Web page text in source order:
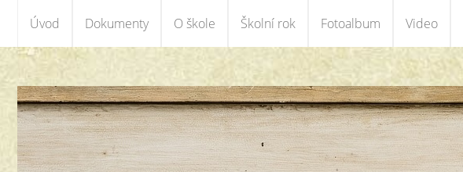
Úvod Dokumenty O škole Školní rok Fotoalbum Video